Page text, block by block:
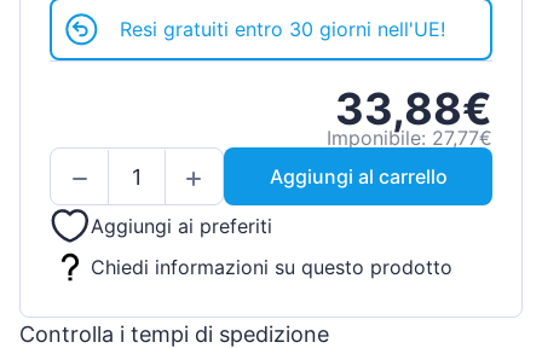
Resi gratuiti entro 30 giorni nell'UE!
33,88€
Imponibile: 27,77€
Aggiungi al carrello
Aggiungi ai preferiti
Chiedi informazioni su questo prodotto
Controlla i tempi di spedizione